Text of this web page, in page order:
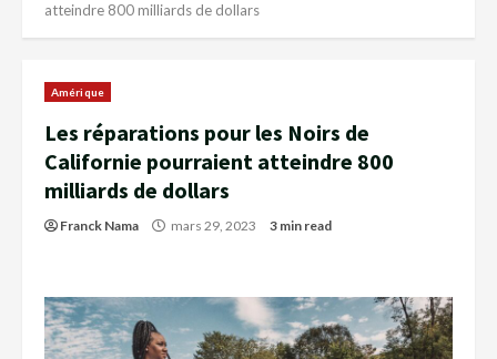
atteindre 800 milliards de dollars
Amérique
Les réparations pour les Noirs de
Californie pourraient atteindre 800
milliards de dollars
Franck Nama mars 29, 2023 3 min read